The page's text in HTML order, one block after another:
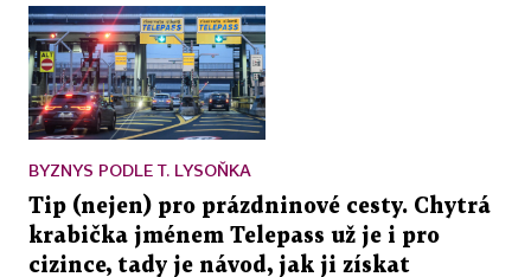
BYZNYS PODLE T. LYSOŇKA
Tip (nejen) pro prázdninové cesty. Chytrá
krabička jménem Telepass už je i pro
cizince, tady je návod, jak ji získat